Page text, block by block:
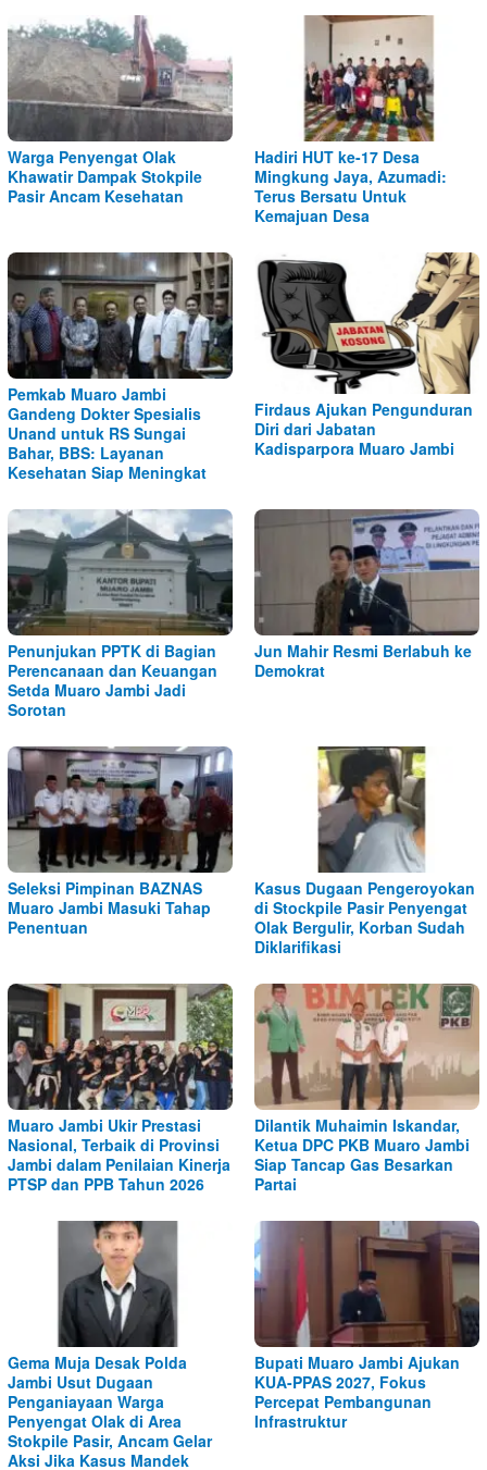
Warga Penyengat Olak
Khawatir Dampak Stokpile
Pasir Ancam Kesehatan
Hadiri HUT ke-17 Desa
Mingkung Jaya, Azumadi:
Terus Bersatu Untuk
Kemajuan Desa
Pemkab Muaro Jambi
Gandeng Dokter Spesialis
Unand untuk RS Sungai
Bahar, BBS: Layanan
Kesehatan Siap Meningkat
Firdaus Ajukan Pengunduran
Diri dari Jabatan
Kadisparpora Muaro Jambi
Penunjukan PPTK di Bagian
Perencanaan dan Keuangan
Setda Muaro Jambi Jadi
Sorotan
Jun Mahir Resmi Berlabuh ke
Demokrat
Seleksi Pimpinan BAZNAS
Muaro Jambi Masuki Tahap
Penentuan
Kasus Dugaan Pengeroyokan
di Stockpile Pasir Penyengat
Olak Bergulir, Korban Sudah
Diklarifikasi
Muaro Jambi Ukir Prestasi
Nasional, Terbaik di Provinsi
Jambi dalam Penilaian Kinerja
PTSP dan PPB Tahun 2026
Dilantik Muhaimin Iskandar,
Ketua DPC PKB Muaro Jambi
Siap Tancap Gas Besarkan
Partai
Gema Muja Desak Polda
Jambi Usut Dugaan
Penganiayaan Warga
Penyengat Olak di Area
Stokpile Pasir, Ancam Gelar
Aksi Jika Kasus Mandek
Bupati Muaro Jambi Ajukan
KUA-PPAS 2027, Fokus
Percepat Pembangunan
Infrastruktur